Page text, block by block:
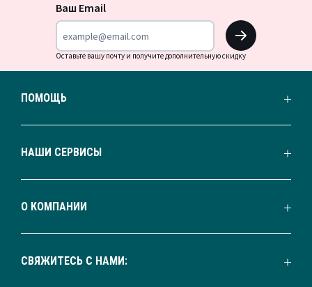
Ваш Email
OK
Оставьте вашу почту и получите дополнительную скидку
ПОМОЩЬ
НАШИ СЕРВИСЫ
О КОМПАНИИ
СВЯЖИТЕСЬ С НАМИ: